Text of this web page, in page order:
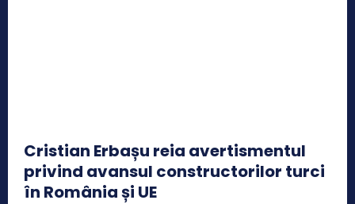
Cristian Erbașu reia avertismentul
privind avansul constructorilor turci
în România și UE